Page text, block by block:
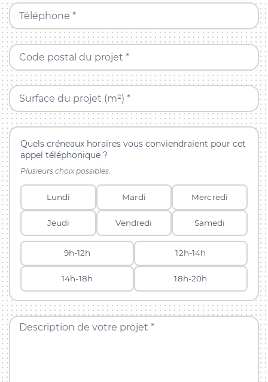
Téléphone *
Code postal du projet *
Surface du projet (m²) *
Quels créneaux horaires vous conviendraient pour cet
appel téléphonique ?
Plusieurs choix possibles.
Lundi Mardi Mercredi
Jeudi Vendredi Samedi
9h-12h 12h-14h
14h-18h 18h-20h
Description de votre projet *